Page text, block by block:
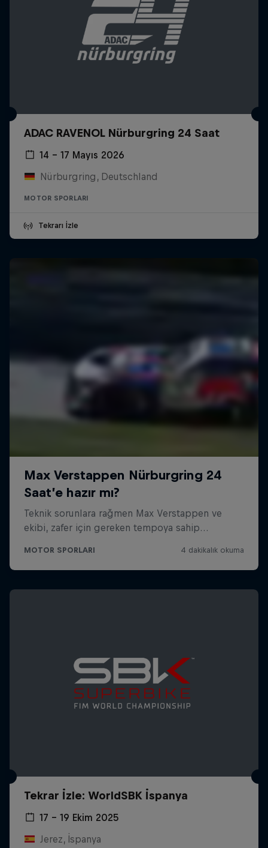
ADAC RAVENOL Nürburgring 24 Saat
14 – 17 Mayıs 2026
Nürburgring, Deutschland
MOTOR SPORLARI
Tekrarı İzle
Tekrar İzle: WorldSBK İspanya
17 – 19 Ekim 2025
Jerez, İspanya